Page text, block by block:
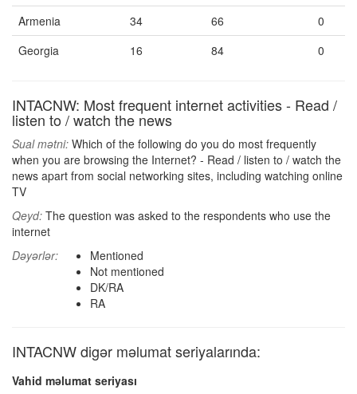
Armenia
34 66
0
Georgia
16 84 0
INTACNW: Most frequent internet activities - Read /
listen to / watch the news
Sual mətni: Which of the following do you do most frequently
when you are browsing the Internet? - Read / listen to / watch the
news apart from social networking sites, including watching online
TV
Qeyd: The question was asked to the respondents who use the
internet
Dəyərlər:
Mentioned
Not mentioned
DK/RA
RA
INTACNW digər məlumat seriyalarında:
Vahid məlumat seriyası